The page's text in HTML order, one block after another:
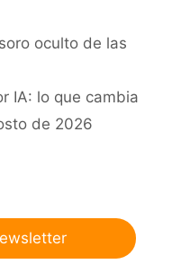
oculto de las
IA: lo que cambia
de 2026